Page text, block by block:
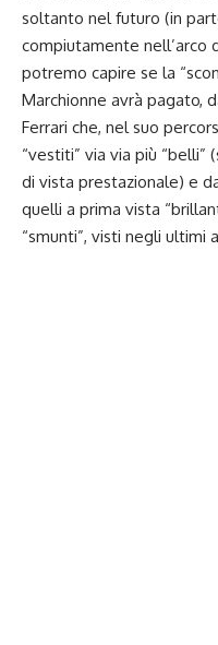
soltanto nel futuro (in
compiutamente nell’arco
potremo capire se la
Marchionne avrà pagato,
Ferrari che, nel suo
“vestiti” via via più
di vista prestazionale) e
quelli a prima vista
“smunti”, visti negli ultimi